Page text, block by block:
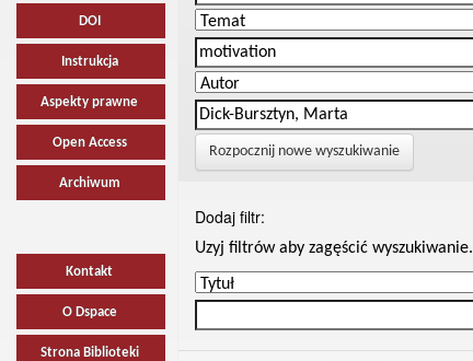
DOI
Instrukcja
Aspekty prawne
Open Access
Archiwum
Kontakt
O Dspace
Strona Biblioteki
Rozpocznij nowe wyszukiwanie
Dodaj filtr:
Uzyj filtrów aby zagęścić wyszukiwanie.